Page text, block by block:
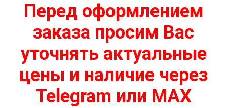
Перед оформлением
заказа просим Вас
уточнять актуальные
цены и наличие через
Telegram или MAX